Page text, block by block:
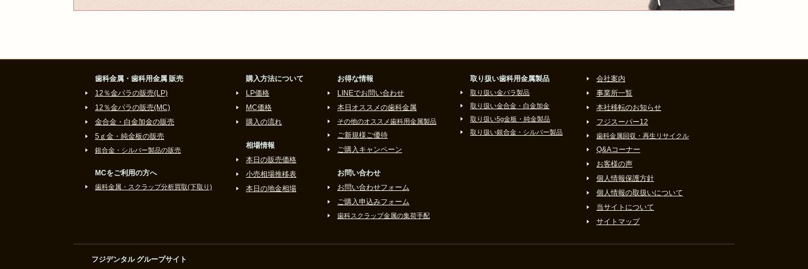
歯科金属・歯科用金属 販売
12％金パラの販売(LP)
12％金パラの販売(MC)
金合金・白金加金の販売
5ｇ金・純金板の販売
銀合金・シルバー製品の販売
MCをご利用の方へ
歯科金属・スクラップ分析買取(下取り)
購入方法について
LP価格
MC価格
購入の流れ
相場情報
本日の販売価格
小売相場推移表
本日の地金相場
お得な情報
LINEでお問い合わせ
本日オススメの歯科金属
その他のオススメ歯科用金属製品
ご新規様ご優待
ご購入キャンペーン
お問い合わせ
お問い合わせフォーム
ご購入申込みフォーム
歯科スクラップ金属の集荷手配
取り扱い歯科用金属製品
取り扱い金パラ製品
取り扱い金合金・白金加金
取り扱い5g金板・純金製品
取り扱い銀合金・シルバー製品
会社案内
事業所一覧
本社移転のお知らせ
フジスーパー12
歯科金属回収・再生リサイクル
Q&Aコーナー
お客様の声
個人情報保護方針
個人情報の取扱いについて
当サイトについて
サイトマップ
フジデンタル グループサイト